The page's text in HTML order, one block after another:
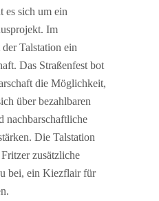
es sich um ein
Im
Talstation ein
Das Straßenfest bot
die Möglichkeit,
über bezahlbaren
nachbarschaftliche
Die Talstation
zusätzliche
bei, ein Kiezflair für